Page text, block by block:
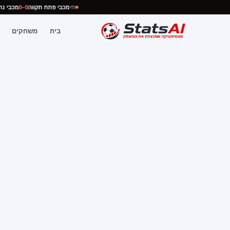
חימכבי פתח תקווה0–0
בית משחקים